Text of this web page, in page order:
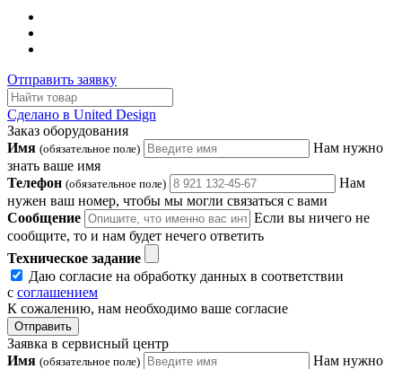
Отправить заявку
Сделано в United Design
Заказ оборудования
Имя (обязательное поле)
Нам нужно
знать ваше имя
Телефон (обязательное поле)
Нам
нужен ваш номер, чтобы мы могли связаться с вами
Сообщение
Если вы ничего не
сообщите, то и нам будет нечего ответить
Техническое задание
Даю согласие на обработку данных в соответствии
с соглашением
К сожалению, нам необходимо ваше согласие
Отправить
Заявка в сервисный центр
Имя (обязательное поле)
Нам нужно